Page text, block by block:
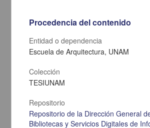
Cruz Cerda, Raulsustentante
Físico Matemáticas y Ciencias de la Tierra
Procedencia del contenido
Entidad o dependencia
Escuela de Arquitectura, UNAM
Colección
TESIUNAM
Repositorio
Repositorio de la Dirección General
Bibliotecas y Servicios Digitales de